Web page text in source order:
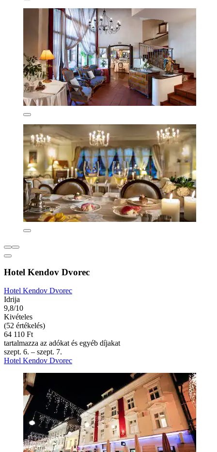
Hotel Kendov Dvorec
Hotel Kendov Dvorec
Idrija
9,8/10
Kivételes
(52 értékelés)
64 110 Ft
tartalmazza az adókat és egyéb díjakat
szept. 6. – szept. 7.
Hotel Kendov Dvorec